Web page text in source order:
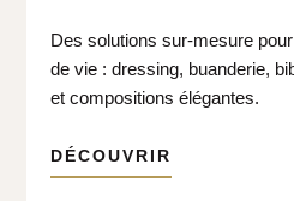
Des solutions sur-mesure
de vie : dressing, buanderie,
et compositions élégantes.
DÉCOUVRIR